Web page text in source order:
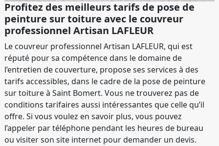
Profitez des meilleurs tarifs de pose de
peinture sur toiture avec le couvreur
professionnel Artisan LAFLEUR
Le couvreur professionnel Artisan LAFLEUR, qui est
réputé pour sa compétence dans le domaine de
l’entretien de couverture, propose ses services à des
tarifs accessibles, dans le cadre de la pose de peinture
sur toiture à Saint Bomert. Vous ne trouverez pas de
conditions tarifaires aussi intéressantes que celle qu’il
offre. Si vous voulez en savoir plus, vous pouvez
l’appeler par téléphone pendant les heures de bureau
ou visiter son site internet pour demander un devis.